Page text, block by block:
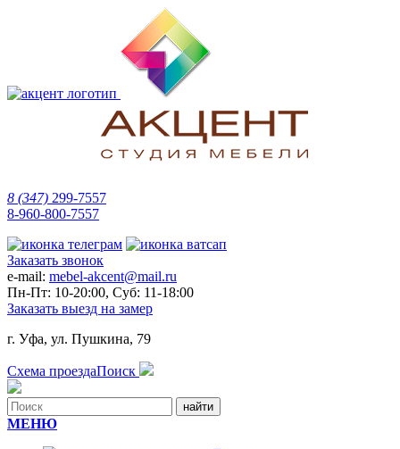
8 (347) 299-7557
8-960-800-7557
Заказать звонок
e-mail: mebel-akcent@mail.ru
Пн-Пт: 10-20:00, Суб: 11-18:00
Заказать выезд на замер
г. Уфа, ул. Пушкина, 79
Схема проездаПоиск
МЕНЮ